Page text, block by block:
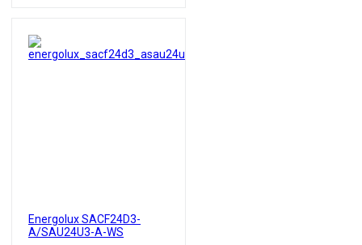
Energolux SACF24D3-
A/SAU24U3-A-WS